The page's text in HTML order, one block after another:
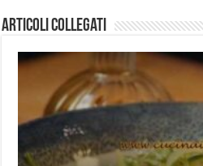
Articoli collegati